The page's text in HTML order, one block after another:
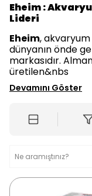
Eheim :
Lideri
Eheim, akvaryum
dünyanın önde
markasıdır.
üretilen&nbs
Devamını Göster